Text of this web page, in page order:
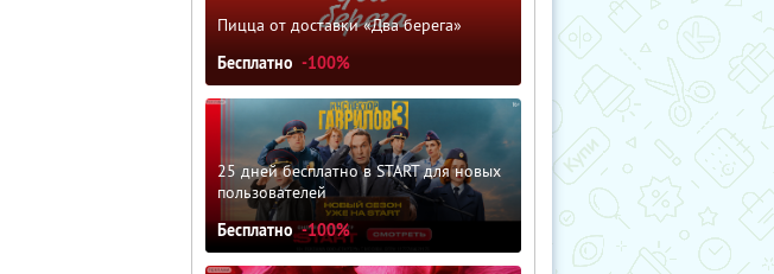
Пицца от доставки «Два берега»
Бесплатно -100%
25 дней бесплатно в START для новых
пользователей
Бесплатно -100%